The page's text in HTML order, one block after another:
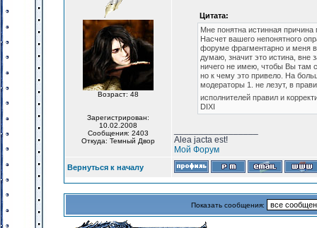
Возраст: 48
Зарегистрирован:
10.02.2008
Сообщения: 2403
Откуда: Темный Двор
Цитата:
Мне понятна истинная
Насчет вашего непонятного
форуме фрагментарно и меня
думаю, значит это истина, вне
ничего не имею, чтобы Вы там
но к чему это привело. На
модераторы 1. не лезут, в
исполнителей правил и
DIXI
Alea jacta est!
Мой Форум
Вернуться к началу
Показать сообщения: